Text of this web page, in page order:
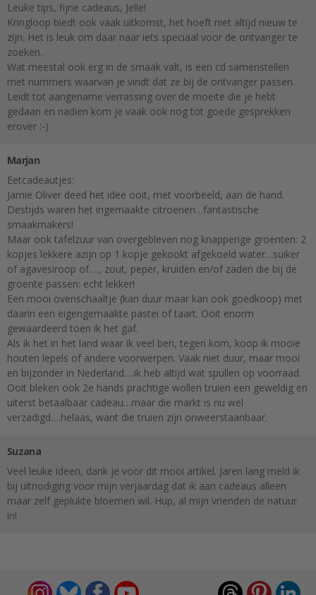
Leuke tips, fijne cadeaus, Jelle!
Kringloop biedt ook vaak uitkomst, het hoeft niet altijd nieuw te
zijn. Het is leuk om daar naar iets speciaal voor de ontvanger te
zoeken.
Wat meestal ook erg in de smaak valt, is een cd samenstellen
met nummers waarvan je vindt dat ze bij de ontvanger passen.
Leidt tot aangename verrassing over de moeite die je hebt
gedaan en nadien kom je vaak ook nog tot goede gesprekken
erover :-)
Marjan
Eetcadeautjes:
Jamie Oliver deed het idee ooit, met voorbeeld, aan de hand.
Destijds waren het ingemaakte citroenen…fantastische
smaakmakers!
Maar ook tafelzuur van overgebleven nog knapperige groenten: 2
kopjes lekkere azijn op 1 kopje gekookt afgekoeld water…suiker
of agavesiroop of…., zout, peper, kruiden en/of zaden die bij de
groente passen: echt lekker!
Een mooi ovenschaaltje (kan duur maar kan ook goedkoop) met
daarin een eigengemaakte pastei of taart. Ooit enorm
gewaardeerd toen ik het gaf.
Als ik het in het land waar ik veel ben, tegen kom, koop ik mooie
houten lepels of andere voorwerpen. Vaak niet duur, maar mooi
en bijzonder in Nederland….ik heb altijd wat spullen op voorraad.
Ooit bleken ook 2e hands prachtige wollen truien een geweldig en
uiterst betaalbaar cadeau…maar die markt is nu wel
verzadigd….helaas, want die truien zijn onweerstaanbaar.
Suzana
Veel leuke ideen, dank je voor dit mooi artikel. Jaren lang meld ik
bij uitnodiging voor mijn verjaardag dat ik aan cadeaus alleen
maar zelf geplukte bloemen wil. Hup, al mijn vrienden de natuur
in!